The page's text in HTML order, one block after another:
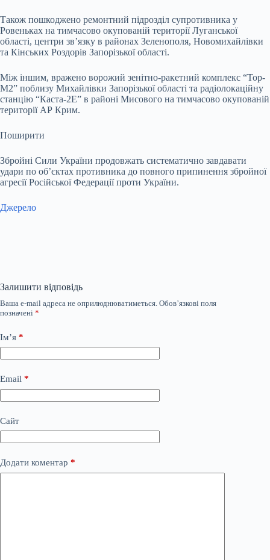
Також пошкоджено ремонтний підрозділ супротивника у
Ровеньках на тимчасово окупованій території Луганської
області, центри зв’язку в районах Зеленополя, Новомихайлівки
та Кінських Роздорів Запорізької області.
Між іншим, вражено ворожий зенітно-ракетний комплекс “Тор-
М2” поблизу Михайлівки Запорізької області та радіолокаційну
станцію “Каста-2Е” в районі Мисового на тимчасово окупованій
території АР Крим.
Поширити
Збройні Сили України продовжать систематично завдавати
удари по об’єктах противника до повного припинення збройної
агресії Російської Федерації проти України.
Джерело
Залишити відповідь
Ваша e-mail адреса не оприлюднюватиметься. Обов’язкові поля
позначені *
Ім’я *
Email *
Сайт
Додати коментар *